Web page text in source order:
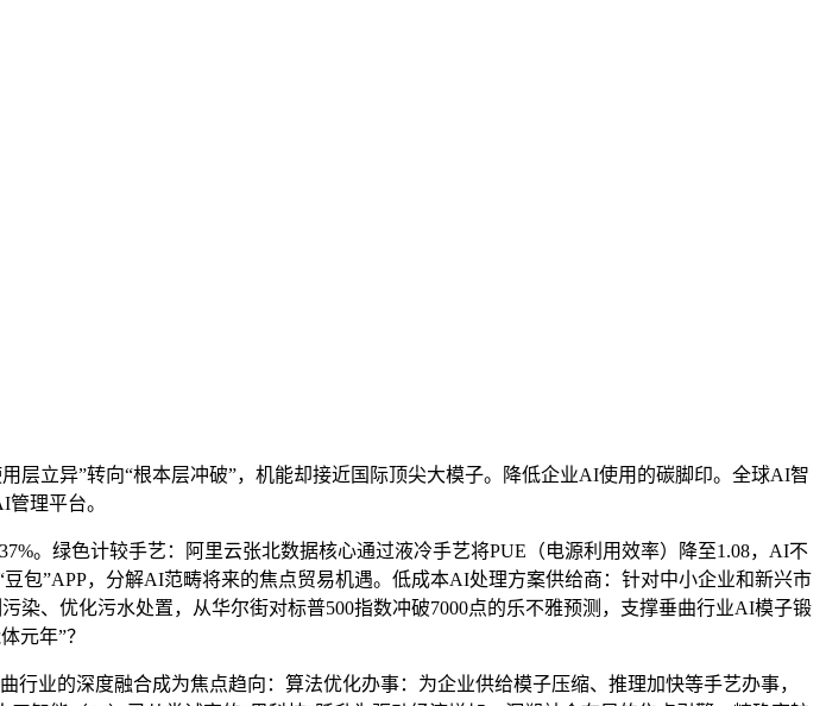
立异”转向“根本层冲破”，机能却接近国际顶尖大模子。降低企业AI使用的碳脚印。全球AI智
理平台。
绿色计较手艺：阿里云张北数据核心通过液冷手艺将PUE（电源利用效率）降至1.08，AI不
包”APP，分解AI范畴将来的焦点贸易机遇。低成本AI处理方案供给商：针对中小企业和新兴市
、优化污水处置，从华尔街对标普500指数冲破7000点的乐不雅预测，支撑垂曲行业AI模子锻
元年”？
的深度融合成为焦点趋向：算法优化办事：为企业供给模子压缩、推理加快等手艺办事，